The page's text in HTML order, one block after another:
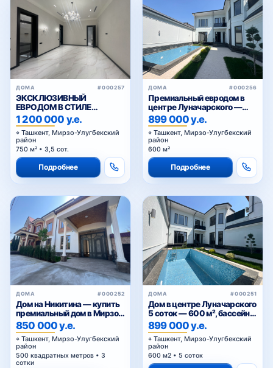
Ц-2
Циолковского
Шахриобод
Шукур Бурханов
Ялангач
метро Буюк Ипак Йули
Паркентский рынок
Мать и дитя
ДОМА #000257
ЭКСКЛЮЗИВНЫЙ
ЕВРОДОМ В СТИЛЕ
НЕОКЛАССИК
1 200 000 у.е.
Ташкент, Мирзо-Улугбекский
район
750 м² • 3,5 сот.
Подробнее
ДОМА #000256
Премиальный евродом в
центре Луначарского —
600 м², бассейн, 3 уровня
899 000 у.е.
Ташкент, Мирзо-Улугбекский
район
600 м²
Подробнее
ДОМА #000252
Дом на Никитина — купить
премиальный дом в Мирзо-
Улугбекском районе
Ташкента
850 000 у.е.
Ташкент, Мирзо-Улугбекский
район
500 квадратных метров • 3
сотки
ДОМА #000251
Дом в центре Луначарского
5 соток — 600 м², бассейн,
3 уровня
899 000 у.е.
Ташкент, Мирзо-Улугбекский
район
600 м2 • 5 соток